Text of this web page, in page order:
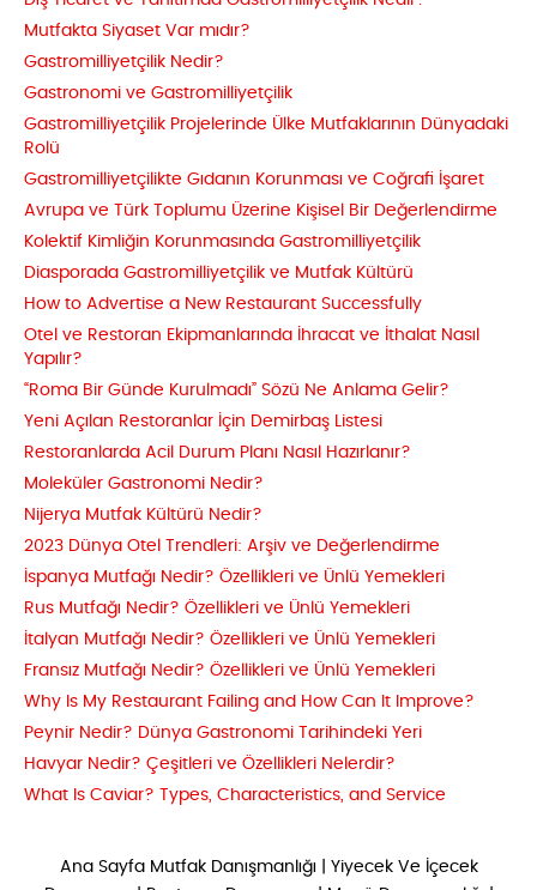
Mutfakta Siyaset Var mıdır?
Gastromilliyetçilik Nedir?
Gastronomi ve Gastromilliyetçilik
Gastromilliyetçilik Projelerinde Ülke Mutfaklarının Dünyadaki
Rolü
Gastromilliyetçilikte Gıdanın Korunması ve Coğrafi İşaret
Avrupa ve Türk Toplumu Üzerine Kişisel Bir Değerlendirme
Kolektif Kimliğin Korunmasında Gastromilliyetçilik
Diasporada Gastromilliyetçilik ve Mutfak Kültürü
How to Advertise a New Restaurant Successfully
Otel ve Restoran Ekipmanlarında İhracat ve İthalat Nasıl
Yapılır?
“Roma Bir Günde Kurulmadı” Sözü Ne Anlama Gelir?
Yeni Açılan Restoranlar İçin Demirbaş Listesi
Restoranlarda Acil Durum Planı Nasıl Hazırlanır?
Moleküler Gastronomi Nedir?
Nijerya Mutfak Kültürü Nedir?
2023 Dünya Otel Trendleri: Arşiv ve Değerlendirme
İspanya Mutfağı Nedir? Özellikleri ve Ünlü Yemekleri
Rus Mutfağı Nedir? Özellikleri ve Ünlü Yemekleri
İtalyan Mutfağı Nedir? Özellikleri ve Ünlü Yemekleri
Fransız Mutfağı Nedir? Özellikleri ve Ünlü Yemekleri
Why Is My Restaurant Failing and How Can It Improve?
Peynir Nedir? Dünya Gastronomi Tarihindeki Yeri
Havyar Nedir? Çeşitleri ve Özellikleri Nelerdir?
What Is Caviar? Types, Characteristics, and Service
Ana Sayfa Mutfak Danışmanlığı
Yiyecek Ve İçecek